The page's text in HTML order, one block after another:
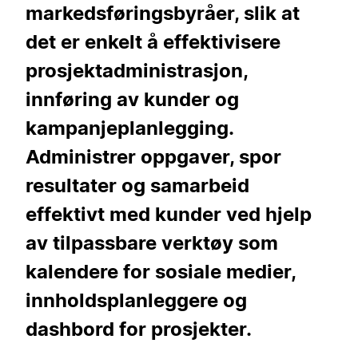
markedsføringsbyråer, slik at
det er enkelt å effektivisere
prosjektadministrasjon,
innføring av kunder og
kampanjeplanlegging.
Administrer oppgaver, spor
resultater og samarbeid
effektivt med kunder ved hjelp
av tilpassbare verktøy som
kalendere for sosiale medier,
innholdsplanleggere og
dashbord for prosjekter.